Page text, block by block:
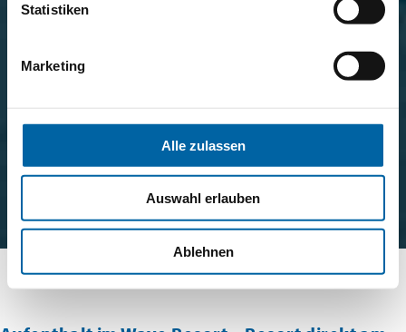
Statistiken
Marketing
Alle zulassen
Auswahl erlauben
Ablehnen